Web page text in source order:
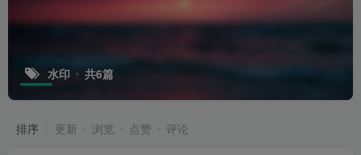
水印 共6篇
排序 更新 浏览 点赞 评论